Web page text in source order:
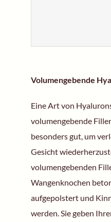
Volumengebende
Eine Art von
volumengebende
besonders gut, um
Gesicht
volumengebenden
Wangenknochen
aufgepolstert und
werden. Sie geben